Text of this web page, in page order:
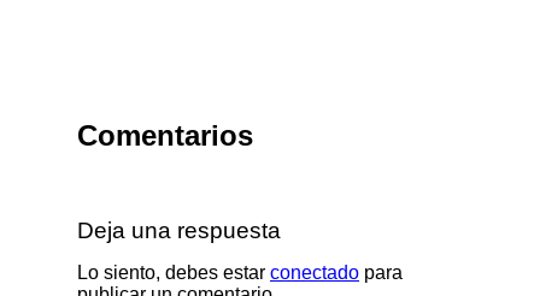
Comentarios
Deja una respuesta
Lo siento, debes estar conectado para